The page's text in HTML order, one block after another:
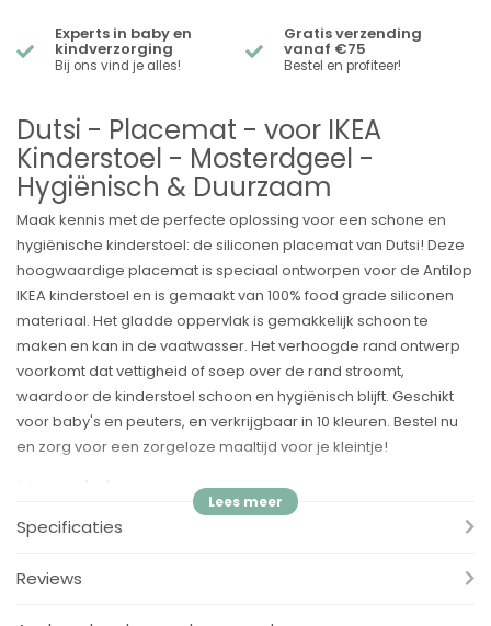
Experts in baby en
kindverzorging
Bij ons vind je alles!
Gratis verzending
vanaf €75
Bestel en profiteer!
Dutsi - Placemat - voor IKEA
Kinderstoel - Mosterdgeel -
Hygiënisch & Duurzaam
Maak kennis met de perfecte oplossing voor een schone en
hygiënische kinderstoel: de siliconen placemat van Dutsi! Deze
hoogwaardige placemat is speciaal ontworpen voor de Antilop
IKEA kinderstoel en is gemaakt van 100% food grade siliconen
materiaal. Het gladde oppervlak is gemakkelijk schoon te
maken en kan in de vaatwasser. Het verhoogde rand ontwerp
voorkomt dat vettigheid of soep over de rand stroomt,
waardoor de kinderstoel schoon en hygiënisch blijft. Geschikt
voor baby's en peuters, en verkrijgbaar in 10 kleuren. Bestel nu
en zorg voor een zorgeloze maaltijd voor je kleintje!
✓Eenvoudig schoon te maken
✓Perfecte maat voor de Ikea ANTILOP kinderstoel
✓
Hittebestendig en geschikt voor magnetron en vriezer
Specificaties
Reviews